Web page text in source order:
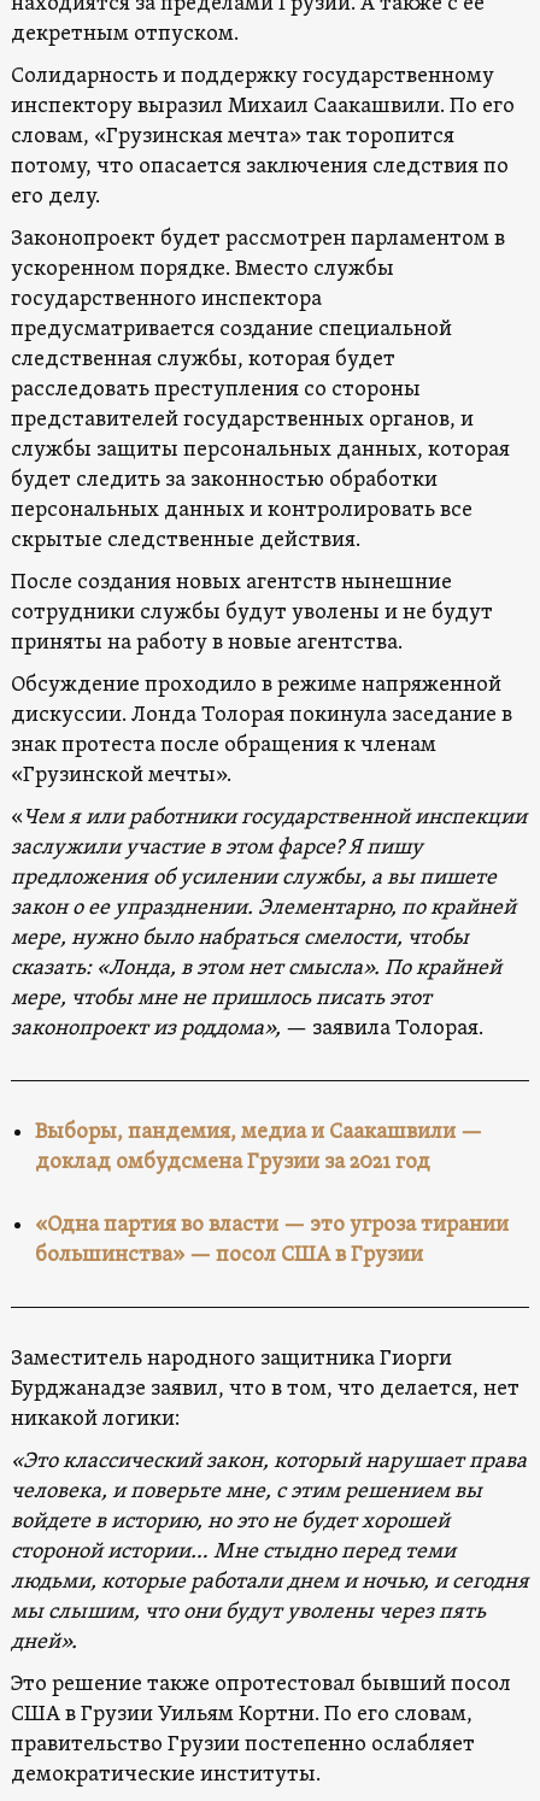
декретным отпуском.
Солидарность и поддержку государственному
инспектору выразил Михаил Саакашвили. По его
словам, «Грузинская мечта» так торопится
потому, что опасается заключения следствия по
его делу.
Законопроект будет рассмотрен парламентом в
ускоренном порядке. Вместо службы
государственного инспектора
предусматривается создание специальной
следственная службы, которая будет
расследовать преступления со стороны
представителей государственных органов, и
службы защиты персональных данных, которая
будет следить за законностью обработки
персональных данных и контролировать все
скрытые следственные действия.
После создания новых агентств нынешние
сотрудники службы будут уволены и не будут
приняты на работу в новые агентства.
Обсуждение проходило в режиме напряженной
дискуссии. Лонда Толорая покинула заседание в
знак протеста после обращения к членам
«Грузинской мечты».
«Чем я или работники государственной инспекции
заслужили участие в этом фарсе? Я пишу
предложения об усилении службы, а вы пишете
закон о ее упразднении. Элементарно, по крайней
мере, нужно было набраться смелости, чтобы
сказать: «Лонда, в этом нет смысла». По крайней
мере, чтобы мне не пришлось писать этот
законопроект из роддома», — заявила Толорая.
Выборы, пандемия, медиа и Саакашвили —
доклад омбудсмена Грузии за 2021 год
«Одна партия во власти — это угроза тирании
большинства» — посол США в Грузии
Заместитель народного защитника Гиорги
Бурджанадзе заявил, что в том, что делается, нет
никакой логики:
«Это классический закон, который нарушает права
человека, и поверьте мне, с этим решением вы
войдете в историю, но это не будет хорошей
стороной истории… Мне стыдно перед теми
людьми, которые работали днем ​​и ночью, и сегодня
мы слышим, что они будут уволены через пять
дней».
Это решение также опротестовал бывший посол
США в Грузии Уильям Кортни. По его словам,
правительство Грузии постепенно ослабляет
демократические институты.